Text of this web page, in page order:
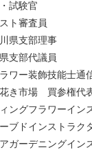
試験官
ト審査員
県支部理事
支部代議員
ワー装飾技能士通
花き市場 買参権代
ングフラワーイン
ブドインストラク
ガーデニングイン